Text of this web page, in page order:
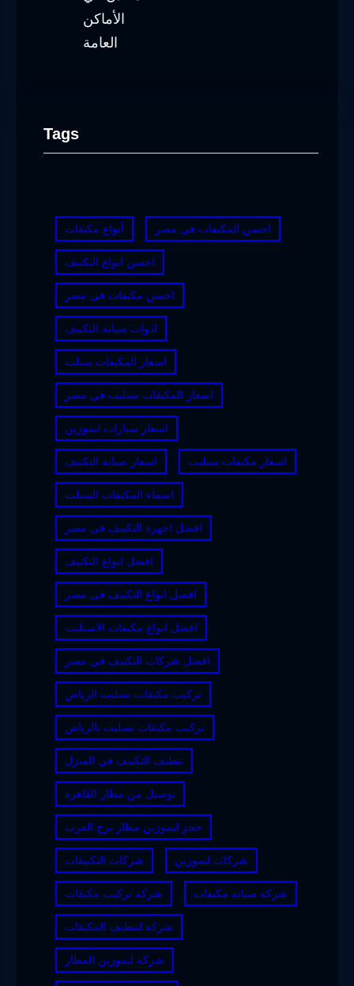
Tags
أنواع مكيفات احسن المكيفات في مصر
احسن انواع التكييف
احسن مكيفات في مصر
ادوات صيانة التكييف
اسعار المكيفات سبلت
اسعار المكيفات سبليت في مصر
اسعار سيارات ليموزين
اسعار صيانة التكييف اسعار مكيفات سبليت
اسماء المكيفات السبلت
افضل اجهزة التكييف فى مصر
افضل انواع التكييف
افضل انواع التكييف فى مصر
افضل انواع مكيفات الاسبليت
افضل شركات التكييف في مصر
تركيب مكيفات سبليت الرياض
تركيب مكيفات سبليت بالرياض
تنظيف التكييف في المنزل
توصيل من مطار القاهرة
حجز ليموزين مطار برج العرب
شركات التكييفات شركات ليموزين
شركة تركيب مكيفات شركة صيانة مكيفات
شركة لتنظيف المكيفات
شركة ليموزين المطار